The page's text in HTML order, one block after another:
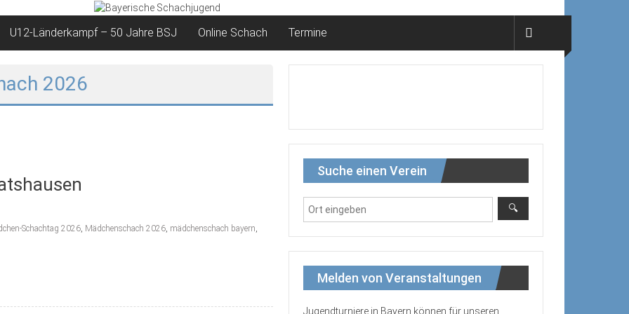
U12-Länderkampf – 50 Jahre BSJ Online Schach Termine
2026
Schachtag 2026 Mädchenschach 2026 mädchenschach bayern
Suche einen Verein
Melden von Veranstaltungen
Jugendturniere in Bayern können für unseren